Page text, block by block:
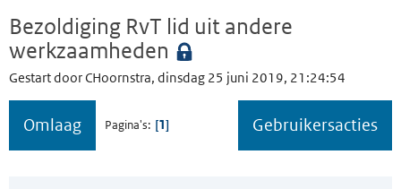
Bezoldiging RvT lid uit andere
werkzaamheden
Gestart door CHoornstra, dinsdag 25 juni 2019, 21:24:54
Omlaag Pagina's 1 Gebruikersacties